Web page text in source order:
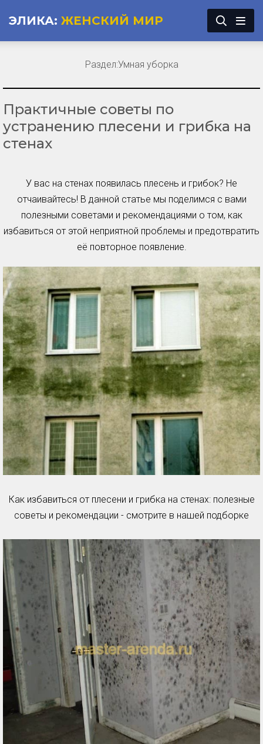
ЭЛИКА: ЖЕНСКИЙ МИР
Практичные советы по
устранению плесени и грибка на
стенах
У вас на стенах появилась плесень и грибок? Не
отчаивайтесь! В данной статье мы поделимся с вами
полезными советами и рекомендациями о том, как
избавиться от этой неприятной проблемы и предотвратить
её повторное появление.
Как избавиться от плесени и грибка на стенах: полезные
советы и рекомендации - смотрите в нашей подборке
Раздел:Умная уборка